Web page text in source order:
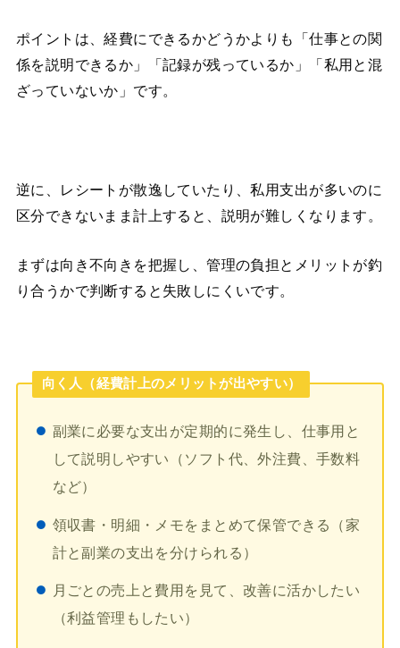
ポイントは、経費にできるかどうかよりも「仕事との関
係を説明できるか」「記録が残っているか」「私用と混
ざっていないか」です。
逆に、レシートが散逸していたり、私用支出が多いのに
区分できないまま計上すると、説明が難しくなります。
まずは向き不向きを把握し、管理の負担とメリットが釣
り合うかで判断すると失敗しにくいです。
向く人（経費計上のメリットが出やすい）
副業に必要な支出が定期的に発生し、仕事用と
して説明しやすい（ソフト代、外注費、手数料
など）
領収書・明細・メモをまとめて保管できる（家
計と副業の支出を分けられる）
月ごとの売上と費用を見て、改善に活かしたい
（利益管理もしたい）